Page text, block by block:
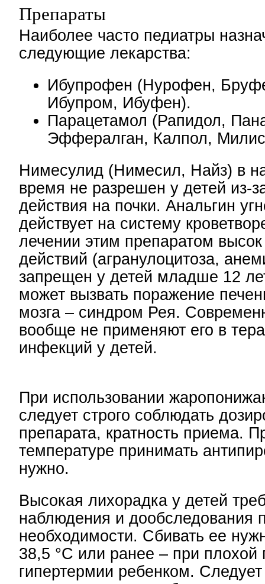
Препараты
Наиболее часто педиатры
следующие лекарства:
Ибупрофен (Нурофен,
Ибупром, Ибуфен).
Парацетамол (Рапидол,
Эффералган, Калпол,
Нимесулид (Нимесил, Найз) в
время не разрешен у детей из-
действия на почки. Анальгин
действует на систему
лечении этим препаратом
действий (агранулоцитоза,
запрещен у детей младше 12
может вызвать поражение
мозга – синдром Рея.
вообще не применяют его в
инфекций у детей.
При использовании
следует строго соблюдать
препарата, кратность приема.
температуре принимать
нужно.
Высокая лихорадка у детей
наблюдения и дообследования
необходимости. Сбивать ее
38,5 °С или ранее – при плохой
гипертермии ребенком. Следует